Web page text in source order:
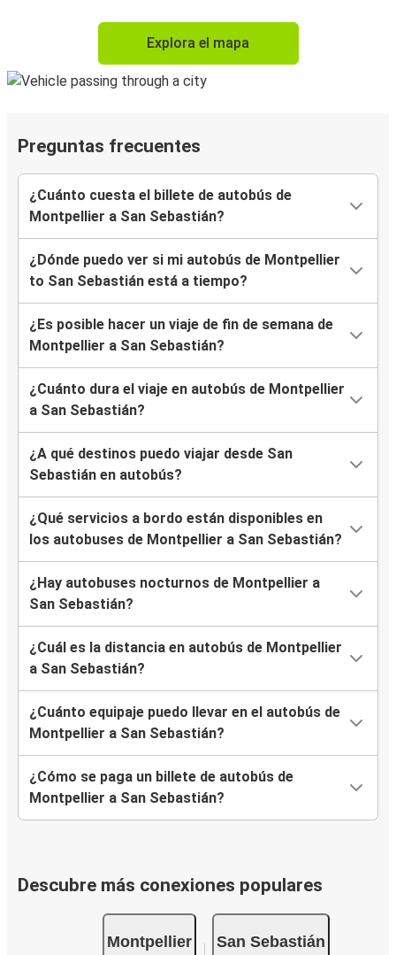
Explora el mapa
Preguntas frecuentes
¿Cuánto cuesta el billete de autobús de
Montpellier a San Sebastián?
¿Dónde puedo ver si mi autobús de Montpellier
to San Sebastián está a tiempo?
¿Es posible hacer un viaje de fin de semana de
Montpellier a San Sebastián?
¿Cuánto dura el viaje en autobús de Montpellier
a San Sebastián?
¿A qué destinos puedo viajar desde San
Sebastián en autobús?
¿Qué servicios a bordo están disponibles en
los autobuses de Montpellier a San Sebastián?
¿Hay autobuses nocturnos de Montpellier a
San Sebastián?
¿Cuál es la distancia en autobús de Montpellier
a San Sebastián?
¿Cuánto equipaje puedo llevar en el autobús de
Montpellier a San Sebastián?
¿Cómo se paga un billete de autobús de
Montpellier a San Sebastián?
Descubre más conexiones populares
Montpellier San Sebastián